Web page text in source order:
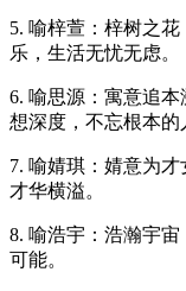
5. 喻梓萱：梓树之
乐，生活无忧无虑。
6. 喻思源：寓意追
想深度，不忘根本的
7. 喻婧琪：婧意为
才华横溢。
8. 喻浩宇：浩瀚宇
可能。